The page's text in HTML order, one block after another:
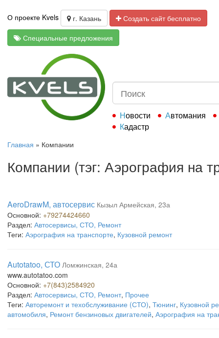
О проекте Kvels г. Казань
Создать сайт бесплатно
Специальные предложения
Новости
Автомания
Кадастр
Главная » Компании
Компании (тэг: Аэрография на
AeroDrawM, автосервис Кызыл Армейская, 23а
Основной: +79274424660
Раздел: Автосервисы, СТО, Ремонт
Теги: Аэрография на транспорте, Кузовной ремонт
Autotatoo, СТО Ломжинская, 24а
www.autotatoo.com
Основной: +7(843)2584920
Раздел: Автосервисы, СТО, Ремонт, Прочее
Теги: Авторемонт и техобслуживание (СТО), Тюнинг, Кузовной
автомобиля, Ремонт бензиновых двигателей, Аэрография на